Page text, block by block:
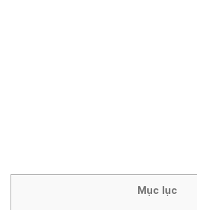
Mục lục